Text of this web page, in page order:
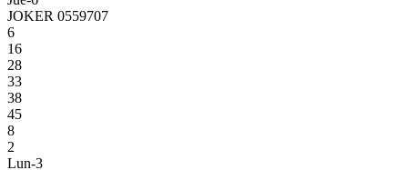
JOKER 0559707
6
16
28
33
38
45
8
2
Lun-3